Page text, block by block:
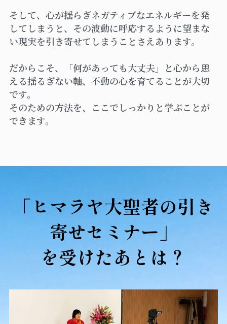
そして、心が揺らぎネガティブなエネルギーを発
してしまうと、その波動に呼応するように望まな
い現実を引き寄せてしまうことさえあります。
だからこそ、「何があっても大丈夫」と心から思
える揺るぎない軸、不動の心を育てることが大切
です。
そのための方法を、ここでしっかりと学ぶことが
できます。
「ヒマラヤ大聖者の引き
寄せセミナー」
を受けたあとは？